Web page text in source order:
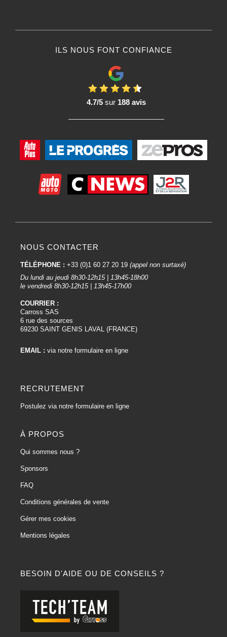
ILS NOUS FONT CONFIANCE
4.7/5sur 188 avis
BESOIN D'AIDE OU DE CONSEILS ?
NOUS CONTACTER
TÉLÉPHONE : +33 (0)1 60 27 20 19 (appel non surtaxé)
Du lundi au jeudi 8h30-12h15 | 13h45-18h00
le vendredi 8h30-12h15 | 13h45-17h00
COURRIER :
Carross SAS
6 rue des sources
69230 SAINT GENIS LAVAL (FRANCE)
EMAIL : via notre formulaire en ligne
RECRUTEMENT
Postulez via notre formulaire en ligne
À PROPOS
Qui sommes nous ?
Sponsors
FAQ
Conditions générales de vente
Gérer mes cookies
Mentions légales